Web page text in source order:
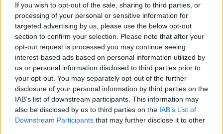
If you wish to opt-out of the sale, sharing to third parties, or
processing of your personal or sensitive information for
targeted advertising by us, please use the below opt-out
section to confirm your selection. Please note that after your
opt-out request is processed you may continue seeing
interest-based ads based on personal information utilized by
us or personal information disclosed to third parties prior to
your opt-out. You may separately opt-out of the further
disclosure of your personal information by third parties on the
IAB’s list of downstream participants. This information may
also be disclosed by us to third parties on the IAB’s List of
Downstream Participants that may further disclose it to other
Antinfortunistica | Protezione | Scarpe |
Potrebbero piacerti anche